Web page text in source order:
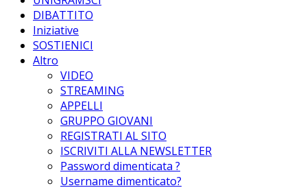
DIBATTITO
Iniziative
SOSTIENICI
Altro
VIDEO
STREAMING
APPELLI
GRUPPO GIOVANI
REGISTRATI AL SITO
ISCRIVITI ALLA NEWSLETTER
Password dimenticata ?
Username dimenticato?